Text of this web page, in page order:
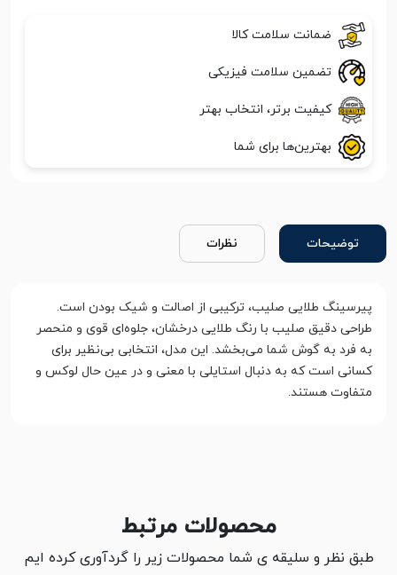
ضمانت سلامت کالا
تضمین سلامت فیزیکی
کیفیت برتر، انتخاب بهتر
بهترین‌ها برای شما
توضیحات نظرات
پیرسینگ طلایی صلیب، ترکیبی از اصالت و شیک بودن است.
طراحی دقیق صلیب با رنگ طلایی درخشان، جلوه‌ای قوی و منحصر
به فرد به گوش شما می‌بخشد. این مدل، انتخابی بی‌نظیر برای
کسانی است که به دنبال استایلی با معنی و در عین حال لوکس و
متفاوت هستند.
محصولات مرتبط
طبق نظر و سلیقه ی شما محصولات زیر را گردآوری کرده ایم